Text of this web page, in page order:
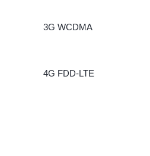
3G WCDMA
4G FDD-LTE